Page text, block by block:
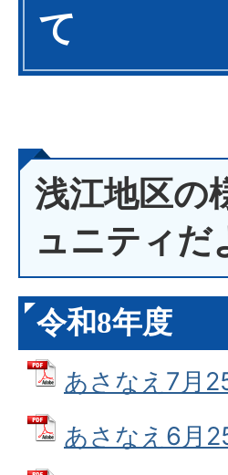
て
浅江地区の
ュニティだ
令和8年度
あさなえ7月
あさなえ6月